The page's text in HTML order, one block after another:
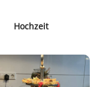
Hochzeit